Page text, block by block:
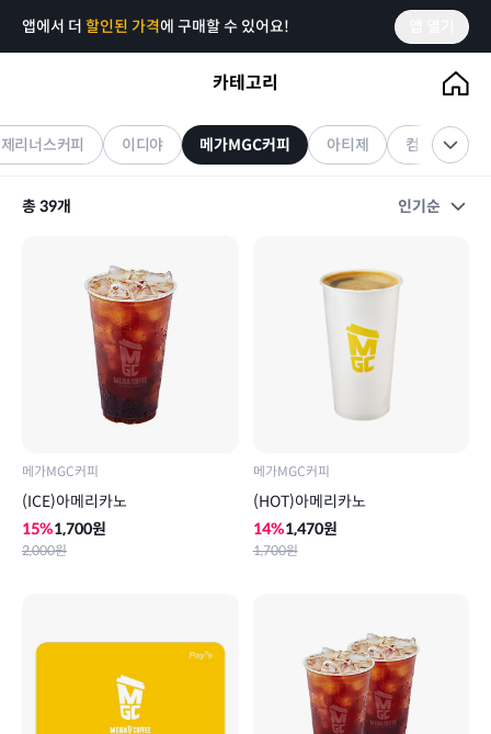
앱에서 더 할인된 가격에 구매할 수 있어요!
카테고리
메가MGC커피 기프티콘
리너스커피 이디야 메가MGC커피 아티제 컴포즈커피
총39개 인기순
메가MGC커피
(ICE)아메리카노
15%1,700원
2,000원
메가MGC커피
(HOT)아메리카노
14%1,470원
1,700원